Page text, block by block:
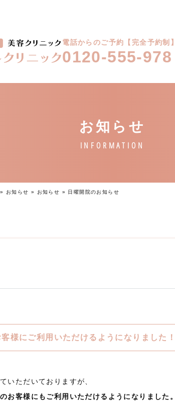
電話からのご予約【完全予約制】
0120-555-978
お知らせ » お知らせ » 日曜開院のお知らせ
様にご利用いただけるようになりました！
いただいておりますが、
お客様にもご利用いただけるようになりました。